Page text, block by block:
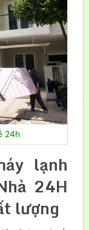
24h
lạnh
24H
lượng